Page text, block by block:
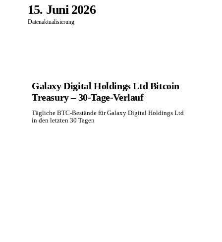
15. Juni 2026
Datenaktualisierung
Galaxy Digital Holdings Ltd Bitcoin
Treasury – 30-Tage-Verlauf
Tägliche BTC-Bestände für Galaxy Digital Holdings Ltd
in den letzten 30 Tagen